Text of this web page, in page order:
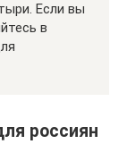
Если вы
в
россиян